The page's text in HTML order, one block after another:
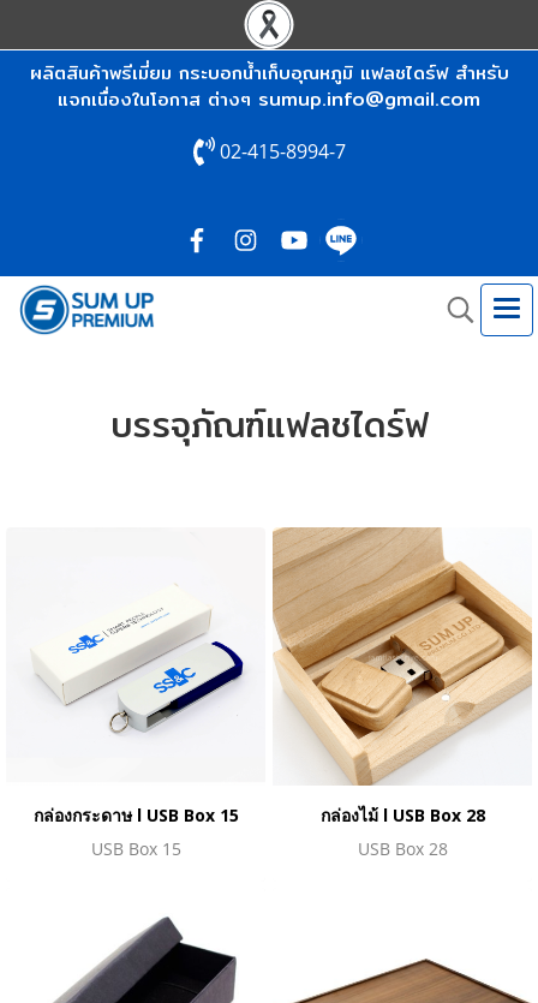
ผลิตสินค้าพรีเมี่ยม กระบอกน้ำเก็บอุณหภูมิ แฟลชไดร์ฟ สำหรับ
แจกเนื่องในโอกาส ต่างๆ sumup.info@gmail.com
02-415-8994-7
บรรจุภัณฑ์แฟลชไดร์ฟ
กล่องกระดาษ l USB Box 15
USB Box 15
กล่องไม้ l USB Box 28
USB Box 28